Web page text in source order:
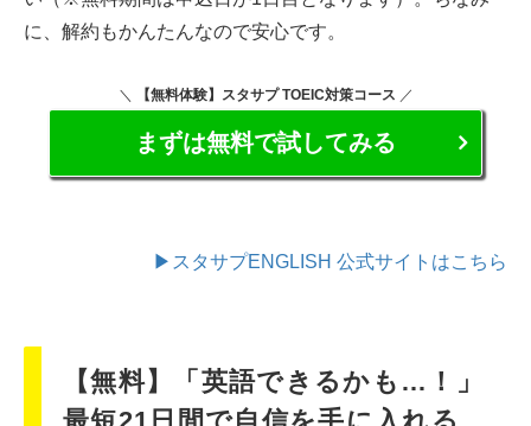
に、解約もかんたんなので安心です。
＼ 【無料体験】スタサプ TOEIC対策コース ／
まずは無料で試してみる
▶スタサプENGLISH 公式サイトはこちら
【無料】「英語できるかも…！」